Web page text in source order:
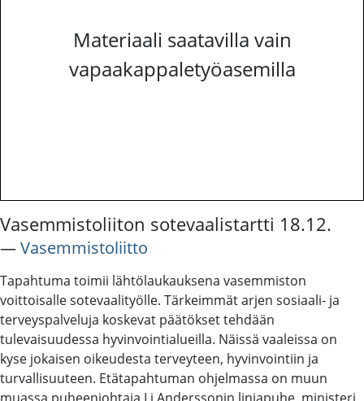
Materiaali saatavilla vain
vapaakappaletyöasemilla
Vasemmistoliiton sotevaalistartti 18.12.
―Vasemmistoliitto
Tapahtuma toimii lähtölaukauksena vasemmiston
voittoisalle sotevaalityölle. Tärkeimmät arjen sosiaali- ja
terveyspalveluja koskevat päätökset tehdään
tulevaisuudessa hyvinvointialueilla. Näissä vaaleissa on
kyse jokaisen oikeudesta terveyteen, hyvinvointiin ja
turvallisuuteen. Etätapahtuman ohjelmassa on muun